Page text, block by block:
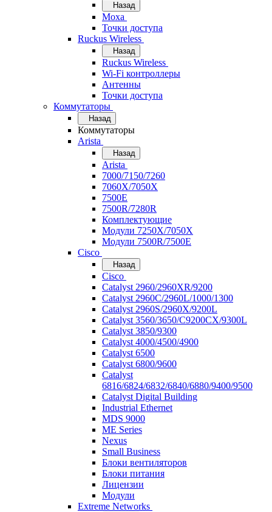
Назад
Moxa
Точки доступа
Ruckus Wireless
Назад
Ruckus Wireless
Wi-Fi контроллеры
Антенны
Точки доступа
Коммутаторы
Назад
Коммутаторы
Arista
Назад
Arista
7000/7150/7260
7060X/7050X
7500E
7500R/7280R
Комплектующие
Модули 7250X/7050X
Модули 7500R/7500E
Cisco
Назад
Cisco
Catalyst 2960/2960XR/9200
Catalyst 2960C/2960L/1000/1300
Catalyst 2960S/2960X/9200L
Catalyst 3560/3650/C9200CX/9300L
Catalyst 3850/9300
Catalyst 4000/4500/4900
Catalyst 6500
Catalyst 6800/9600
Catalyst
6816/6824/6832/6840/6880/9400/9500
Catalyst Digital Building
Industrial Ethernet
MDS 9000
ME Series
Nexus
Small Business
Блоки вентиляторов
Блоки питания
Лицензии
Модули
Extreme Networks